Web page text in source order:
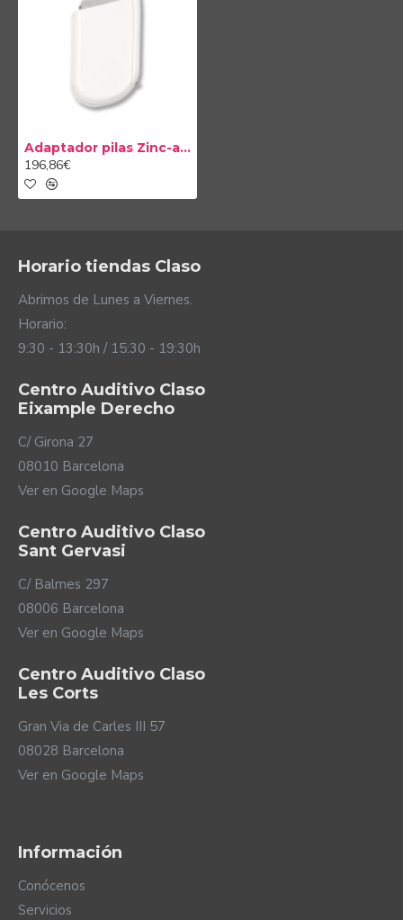
Naída CI Q90.
Disponible en varios colores para combinarlo con
tu procesador.
Adaptador pilas Zinc-aire Naída CI
196,86€
Horario tiendas Claso
Abrimos de Lunes a Viernes.
Horario:
9:30 - 13:30h / 15:30 - 19:30h
Centro Auditivo Claso
Eixample Derecho
C/ Girona 27
08010 Barcelona
Ver en Google Maps
Centro Auditivo Claso
Sant Gervasi
C/ Balmes 297
08006 Barcelona
Ver en Google Maps
Centro Auditivo Claso
Les Corts
Gran Via de Carles III 57
08028 Barcelona
Ver en Google Maps
Información
Conócenos
Servicios